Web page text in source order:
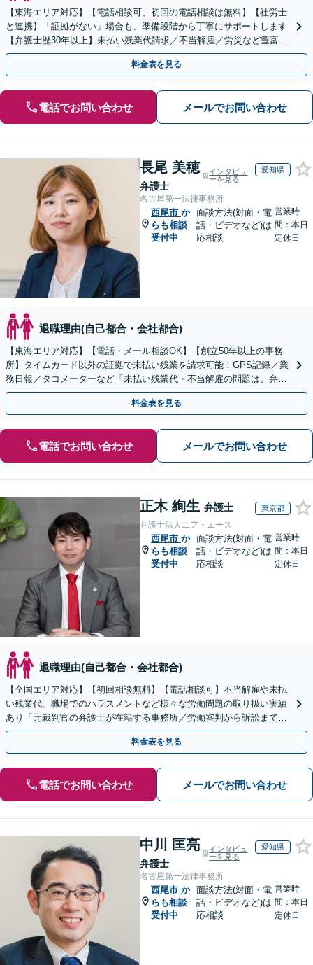
【東海エリア対応】【電話相談可、初回の電話相談は無料】【社労士
と連携】「証拠がない」場合も、準備段階から丁寧にサポートします
【弁護士歴30年以上】未払い残業代請求／不当解雇／労災など豊富な
実績あり！労使双方の対応可能です【夜間休日対応】
料金表を見る
電話でお問い合わせ メールでお問い合わせ
長尾 美穂
弁護士
インタビュ
ーを見る
愛知県
名古屋第一法律事務所
西尾市 か
らも相談
受付中
面談方法(対面・電
話・ビデオなど)は
応相談
営業時
間：本日
定休日
退職理由(自己都合・会社都合)
【東海エリア対応】【電話・メール相談OK】【創立50年以上の事務
所】タイムカード以外の証拠で未払い残業を請求可能！GPS記録／業
務日報／タコメーターなど「未払い残業代・不当解雇の問題は、弁護
士に相談して適切に対処しましょう」【初回相談無料】
料金表を見る
電話でお問い合わせ メールでお問い合わせ
正木 絢生 弁護士 東京都
弁護士法人ユア・エース
西尾市 か
らも相談
受付中
面談方法(対面・電
話・ビデオなど)は
応相談
営業時
間：本日
定休日
退職理由(自己都合・会社都合)
【全国エリア対応】【初回相談無料】【電話相談可】不当解雇や未払
い残業代、職場でのハラスメントなど様々な労働問題の取り扱い実績
あり「元裁判官の弁護士が在籍する事務所／労働審判から訴訟まで、
裁判官経験を活かした最適な戦略を立案」
料金表を見る
電話でお問い合わせ メールでお問い合わせ
中川 匡亮
弁護士
インタビュ
ーを見る
愛知県
名古屋第一法律事務所
西尾市 か
らも相談
受付中
面談方法(対面・電
話・ビデオなど)は
応相談
営業時
間：本日
定休日